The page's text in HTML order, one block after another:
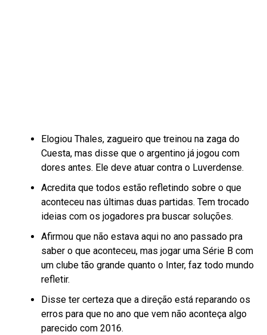
Elogiou Thales, zagueiro que treinou na zaga do
Cuesta, mas disse que o argentino já jogou com
dores antes. Ele deve atuar contra o Luverdense.
Acredita que todos estão refletindo sobre o que
aconteceu nas últimas duas partidas. Tem trocado
ideias com os jogadores pra buscar soluções.
Afirmou que não estava aqui no ano passado pra
saber o que aconteceu, mas jogar uma Série B com
um clube tão grande quanto o Inter, faz todo mundo
refletir.
Disse ter certeza que a direção está reparando os
erros para que no ano que vem não aconteça algo
parecido com 2016.